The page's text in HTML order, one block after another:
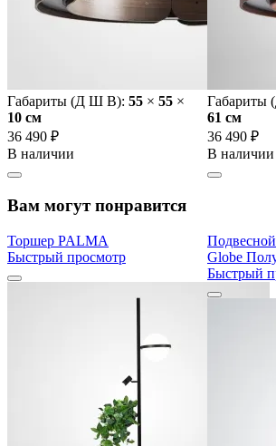
Габариты (Д Ш В): 55 × 55 ×
10 cм
36 490 ₽
В наличии
61 cм
36 490 ₽
В наличии
Вам могут понравится
Торшер PALMA
Быстрый просмотр
Globe
Быстрый